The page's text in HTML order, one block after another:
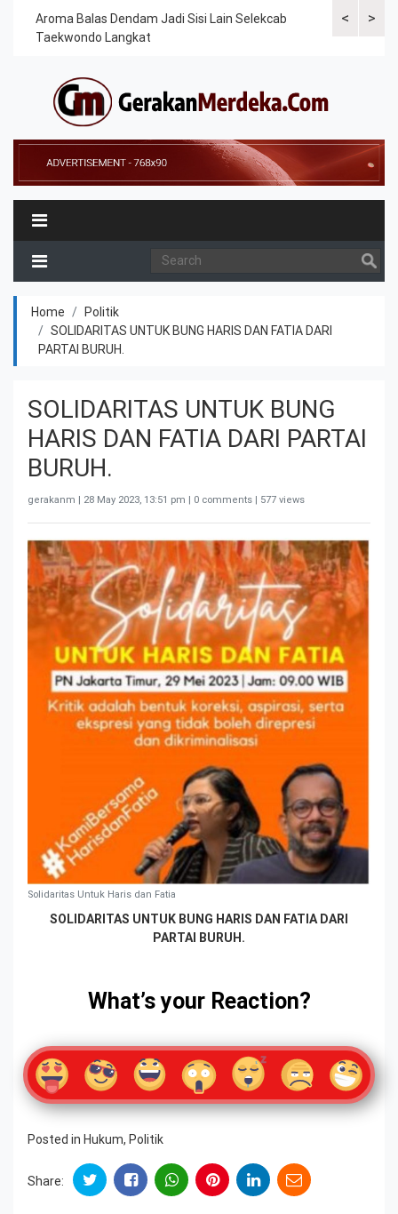
<
Aroma Balas Dendam Jadi Sisi Lain Selekcab
Taekwondo Langkat
>
Home
Politik
SOLIDARITAS UNTUK BUNG HARIS DAN FATIA DARI
PARTAI BURUH.
SOLIDARITAS UNTUK BUNG
HARIS DAN FATIA DARI PARTAI
BURUH.
gerakanm | 28 May 2023, 13:51 pm | 0 comments | 577 views
Solidaritas Untuk Haris dan Fatia
SOLIDARITAS UNTUK BUNG HARIS DAN FATIA DARI
PARTAI BURUH .
What’s your Reaction?
Posted in Hukum, Politik
Share: